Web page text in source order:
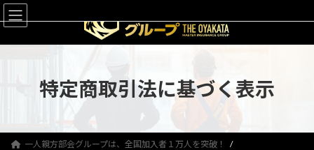
コ
ン
ン
プ
ナ
ビ
ー
動
特定商取引法に基づく表示
一人親方部会グループは、全国加入者１万人を突破！